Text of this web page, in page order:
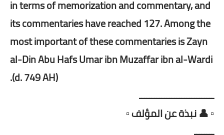
in terms of memorization and commentary, and
its commentaries have reached 127. Among the
most important of these commentaries is Zayn
al-Din Abu Hafs Umar ibn Muzaffar ibn al-Wardi
(d. 749 AH).
ــــــــــــــــــــــــــــــ
▫️ 👤 نبذة عن المؤلف ▫️
ــــــــ